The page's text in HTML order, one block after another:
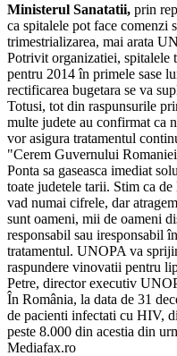
Ministerul Sanatatii, prin
ca spitalele pot face comenzi
trimestrializarea, mai arata
Potrivit organizatiei, spitalele
pentru 2014 în primele sase
rectificarea bugetara se va
Totusi, tot din raspunsurile
multe judete au confirmat ca
vor asigura tratamentul
"Cerem Guvernului
Ponta sa gaseasca imediat
toate judetele tarii. Stim ca
vad numai cifrele, dar
sunt oameni, mii de oameni
responsabil sau iresponsabil
tratamentul. UNOPA va
raspundere vinovatii pentru
Petre, director executiv
În România, la data de 31
de pacienti infectati cu HIV,
peste 8.000 din acestia din
Mediafax.ro